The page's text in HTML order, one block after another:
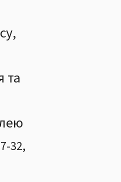
та
-32,